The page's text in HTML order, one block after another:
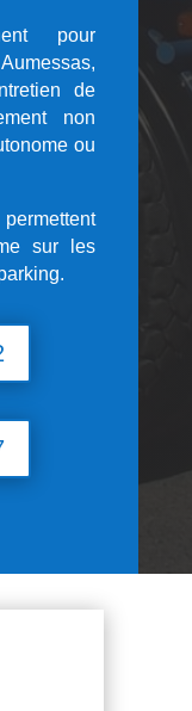
pour
de
non
ou
sur les